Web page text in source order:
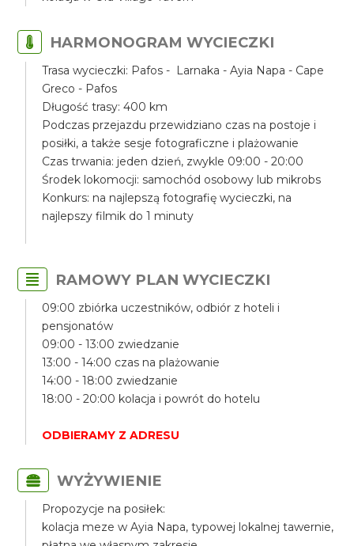
HARMONOGRAM WYCIECZKI
Trasa wycieczki: Pafos - Larnaka - Ayia Napa - Cape
Greco - Pafos
Długość trasy: 400 km
Podczas przejazdu przewidziano czas na postoje i
posiłki, a także sesje fotograficzne i plażowanie
Czas trwania: jeden dzień, zwykle 09:00 - 20:00
Środek lokomocji: samochód osobowy lub mikrobs
Konkurs: na najlepszą fotografię wycieczki, na
najlepszy filmik do 1 minuty
RAMOWY PLAN WYCIECZKI
09:00 zbiórka uczestników, odbiór z hoteli i
pensjonatów
09:00 - 13:00 zwiedzanie
13:00 - 14:00 czas na plażowanie
14:00 - 18:00 zwiedzanie
18:00 - 20:00 kolacja i powrót do hotelu
ODBIERAMY Z ADRESU
WYŻYWIENIE
Propozycje na posiłek:
kolacja meze w Ayia Napa, typowej lokalnej tawernie,